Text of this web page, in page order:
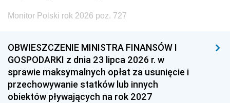
Monitor Polski rok 2026 poz. 727
OBWIESZCZENIE MINISTRA FINANSÓW I
GOSPODARKI z dnia 23 lipca 2026 r. w
sprawie maksymalnych opłat za usunięcie i
przechowywanie statków lub innych
obiektów pływających na rok 2027